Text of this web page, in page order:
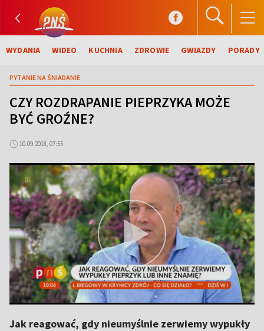
WYDANIA WIDEO KUCHNIA ZDROWIE GWIAZDY PORADY
PYTANIE NA ŚNIADANIE
CZY ROZDRAPANIE PIEPRZYKA MOŻE
BYĆ GROŹNE?
10.09.2018, 07:55
Jak reagować, gdy nieumyślnie zerwiemy wypukły